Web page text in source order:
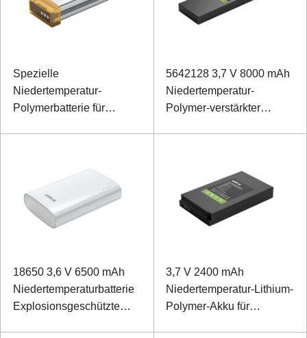
Spezielle
Niedertemperatur-
Polymerbatterie für
5642128 3,7 V 8000 mAh
Niedertemperatur-
Polymer-verstärkter
18650 3,6 V 6500 mAh
Niedertemperaturbatterie
Explosionsgeschützte
3,7 V 2400 mAh
Niedertemperatur-Lithium-
Polymer-Akku für